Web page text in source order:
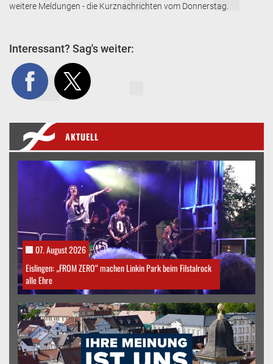
weitere Meldungen - die Kurznachrichten vom Donnerstag.
Interessant? Sag's weiter:
AKTUELL
07. August 2026
Eislingen: „FROM ZERO“ machen Linkin Park beim Filstalrock
alle Ehre